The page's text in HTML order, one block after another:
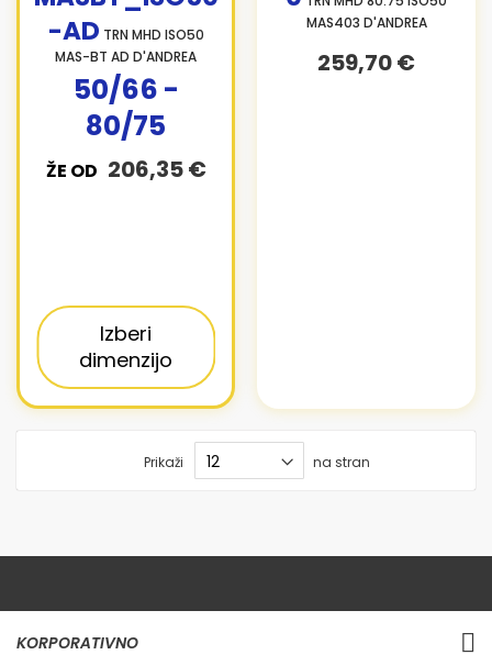
-AD TRN MHD ISO50
MAS-BT AD D'ANDREA
ŽE OD 206,35 €
50/66 -
80/75
Izberi
dimenzijo
MAS403 D'ANDREA
259,70 €
Prikaži na stran
KORPORATIVNO